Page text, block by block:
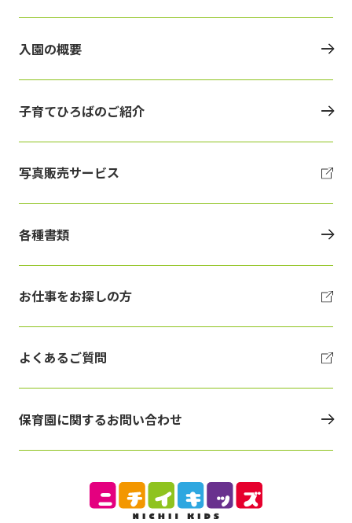
入園の概要
子育てひろばのご紹介
写真販売サービス
各種書類
お仕事をお探しの方
よくあるご質問
保育園に関するお問い合わせ